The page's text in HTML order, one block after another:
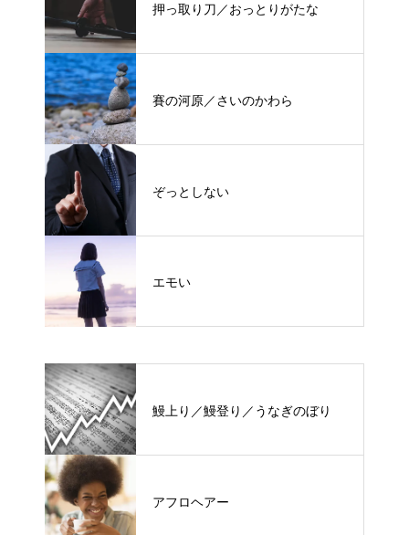
押っ取り刀／おっとりがたな
賽の河原／さいのかわら
ぞっとしない
エモい
鰻上り／鰻登り／うなぎのぼり
アフロヘアー